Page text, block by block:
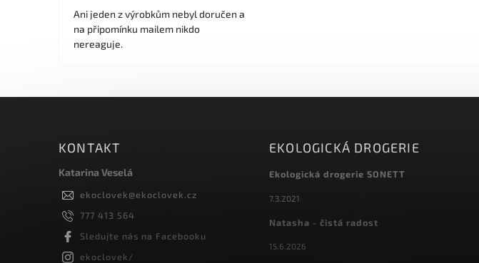
Ani jeden z výrobkům nebyl doručen a
na připomínku mailem nikdo
nereaguje.
KONTAKT
Katarina Veselá
ekoclovek@ekoclovek.cz
777 413 564
Sledujte nás na Facebooku
ekoclovek/
EKOLOGICKÁ DROGERIE
Ekologická drogerie SONETT
7.3.2021
Natasha - čistá radost
15.6.2026